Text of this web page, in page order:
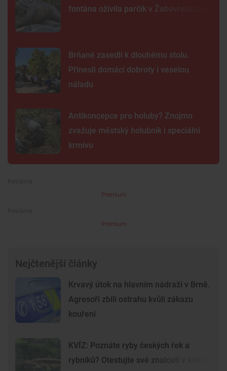
fontána oživila parčík v Žabovřeskách
Brňané zasedli k dlouhému stolu.
Přinesli domácí dobroty i veselou
náladu
Antikoncepce pro holuby? Znojmo
zvažuje městský holubník i speciální
krmivo
Premium
Premium
Nejčtenější články
Krvavý útok na hlavním nádraží v Brně.
Agresoři zbili ostrahu kvůli zákazu
kouření
KVÍZ: Poznáte ryby českých řek a
rybníků? Otestujte své znalosti v kvízu